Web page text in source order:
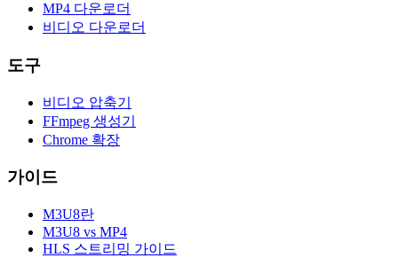
MP4 다운로더
비디오 다운로더
도구
비디오 압축기
FFmpeg 생성기
Chrome 확장
가이드
M3U8란
M3U8 vs MP4
HLS 스트리밍 가이드